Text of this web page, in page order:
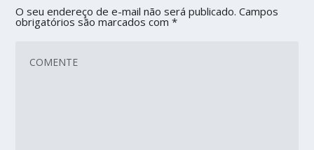
O seu endereço de e-mail não será publicado. Campos
obrigatórios são marcados com*